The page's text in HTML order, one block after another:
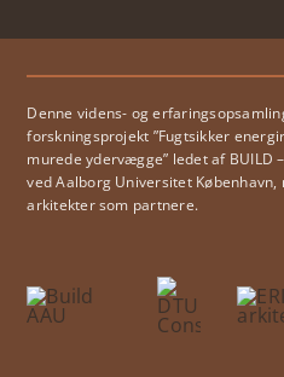
Denne videns- og
forskningsprojekt ”Fugtsikker
murede ydervægge” ledet af BUILD
ved Aalborg Universitet København,
arkitekter som partnere.